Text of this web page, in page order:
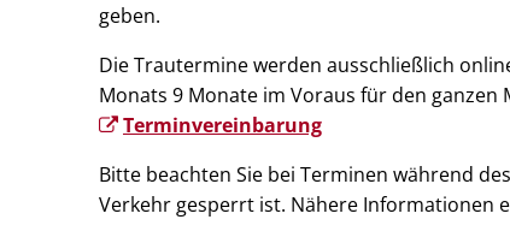
geben.
Die Trautermine werden ausschließlich
Monats 9 Monate im Voraus für den
Terminvereinbarung
Bitte beachten Sie bei Terminen während
Verkehr gesperrt ist. Nähere Informationen